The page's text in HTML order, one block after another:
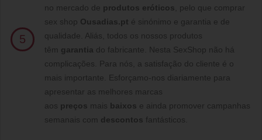
5
no mercado de produtos eróticos , pelo que comprar
sex shop Ousadias.pt é sinónimo e garantia e de
qualidade. Aliás, todos os nossos produtos
têm garantia do fabricante. Nesta SexShop não há
complicações. Para nós, a satisfação do cliente é o
mais importante. Esforçamo-nos diariamente para
apresentar as melhores marcas
aos preços mais baixos e ainda promover campanhas
semanais com descontos fantásticos.